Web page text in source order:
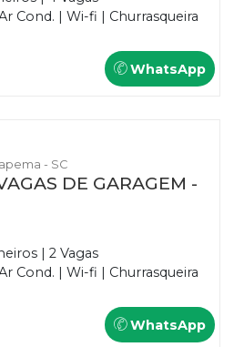
Cond. | Wi-fi | Churrasqueira
WhatsApp
- SC
DE GARAGEM -
| 2 Vagas
Cond. | Wi-fi | Churrasqueira
WhatsApp